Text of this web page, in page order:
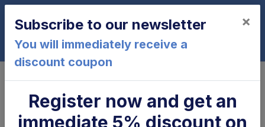
0
Scheda elettronica 12 Volts - kit
con il ponte Anteo
Subscribe to our newsletter
You will immediately receive a
discount coupon
×
Register now and get an
immediate 5% discount on